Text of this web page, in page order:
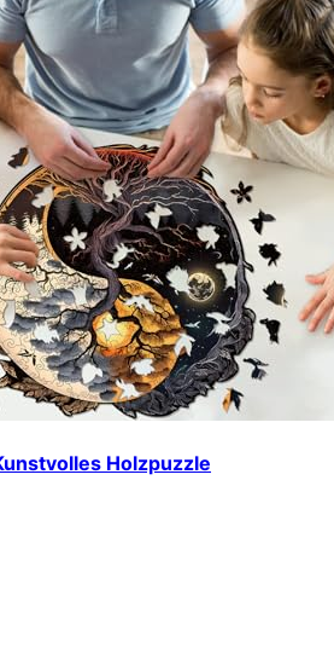
Holzpuzzle